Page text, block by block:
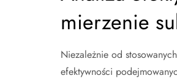
mierzenie
Niezależnie od
efektywności